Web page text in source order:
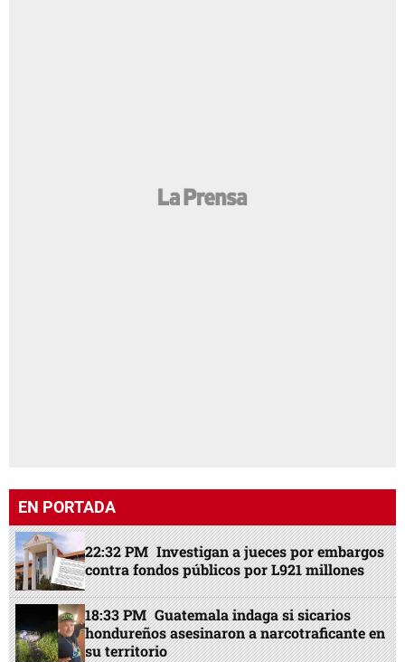
EN PORTADA
22:32 PM Investigan a jueces por embargos
contra fondos públicos por L921 millones
18:33 PM Guatemala indaga si sicarios
hondureños asesinaron a narcotraficante en
su territorio